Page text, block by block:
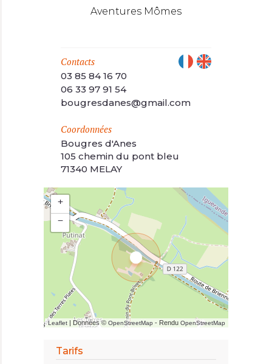
Aventures Mômes
Contacts
03 85 84 16 70
06 33 97 91 54
bougresdanes@gmail.com
Coordonnées
Bougres d'Anes
105 chemin du pont bleu
71340 MELAY
+
−
Leaflet | Données © OpenStreetMap - Rendu OpenStreetMap
Tarifs